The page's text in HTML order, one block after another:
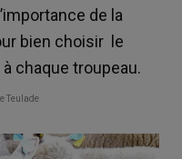
de la
bien choisir le
chaque troupeau.
Teulade